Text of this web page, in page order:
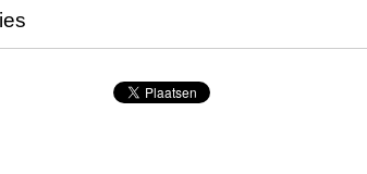
(l,b,h)